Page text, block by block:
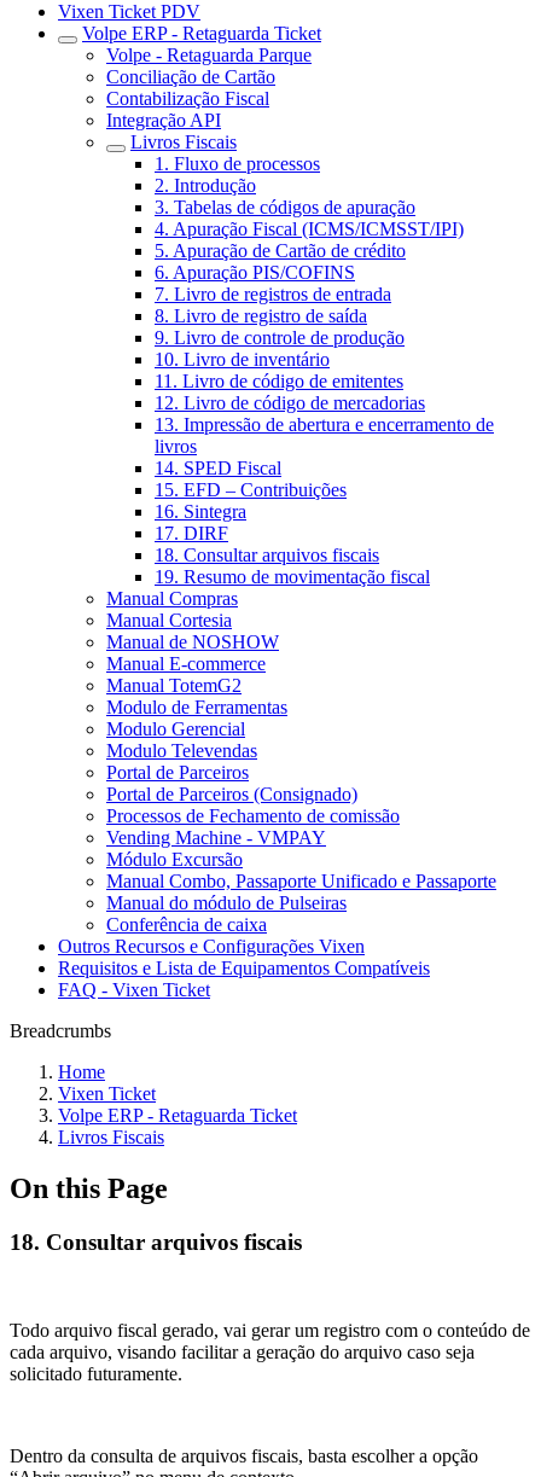
Vixen Ticket PDV
Volpe ERP - Retaguarda Ticket
Volpe - Retaguarda Parque
Conciliação de Cartão
Contabilização Fiscal
Integração API
Livros Fiscais
1. Fluxo de processos
2. Introdução
3. Tabelas de códigos de apuração
4. Apuração Fiscal (ICMS/ICMSST/IPI)
5. Apuração de Cartão de crédito
6. Apuração PIS/COFINS
7. Livro de registros de entrada
8. Livro de registro de saída
9. Livro de controle de produção
10. Livro de inventário
11. Livro de código de emitentes
12. Livro de código de mercadorias
13. Impressão de abertura e encerramento de
livros
14. SPED Fiscal
15. EFD – Contribuições
16. Sintegra
17. DIRF
18. Consultar arquivos fiscais
19. Resumo de movimentação fiscal
Manual Compras
Manual Cortesia
Manual de NOSHOW
Manual E-commerce
Manual TotemG2
Modulo de Ferramentas
Modulo Gerencial
Modulo Televendas
Portal de Parceiros
Portal de Parceiros (Consignado)
Processos de Fechamento de comissão
Vending Machine - VMPAY
Módulo Excursão
Manual Combo, Passaporte Unificado e Passaporte
Manual do módulo de Pulseiras
Conferência de caixa
Outros Recursos e Configurações Vixen
Requisitos e Lista de Equipamentos Compatíveis
FAQ - Vixen Ticket
Breadcrumbs
Home
Vixen Ticket
Volpe ERP - Retaguarda Ticket
Livros Fiscais
On this Page
18. Consultar arquivos fiscais
Todo arquivo fiscal gerado, vai gerar um registro com o conteúdo de
cada arquivo, visando facilitar a geração do arquivo caso seja
solicitado futuramente.
Dentro da consulta de arquivos fiscais, basta escolher a opção